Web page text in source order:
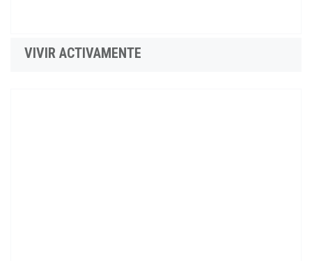
VIVIR ACTIVAMENTE